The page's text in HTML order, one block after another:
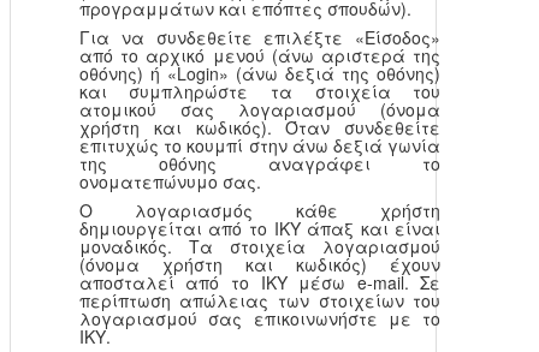
προγραμμάτων και επόπτες σπουδών).
Για να συνδεθείτε επιλέξτε «Είσοδος»
από το αρχικό μενού (άνω αριστερά της
οθόνης) ή «Login» (άνω δεξιά της οθόνης)
και συμπληρώστε τα στοιχεία του
ατομικού σας λογαριασμού (όνομα
χρήστη και κωδικός). Όταν συνδεθείτε
επιτυχώς το κουμπί στην άνω δεξιά γωνία
της οθόνης αναγράφει το
ονοματεπώνυμο σας.
Ο λογαριασμός κάθε χρήστη
δημιουργείται από το ΙΚΥ άπαξ και είναι
μοναδικός. Τα στοιχεία λογαριασμού
(όνομα χρήστη και κωδικός) έχουν
αποσταλεί από το ΙΚΥ μέσω e-mail. Σε
περίπτωση απώλειας των στοιχείων του
λογαριασμού σας επικοινωνήστε με το
ΙΚΥ.